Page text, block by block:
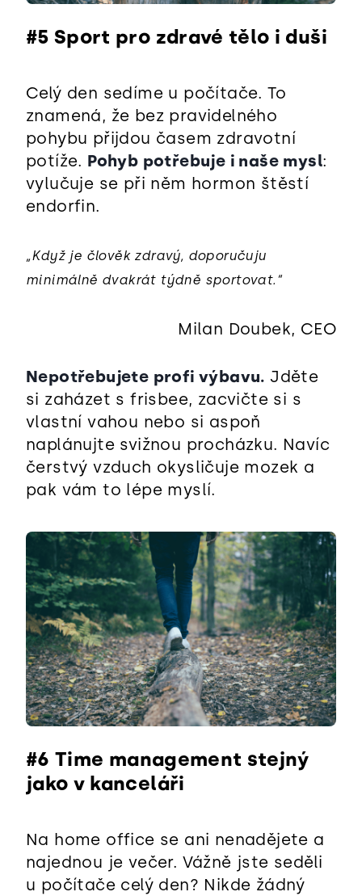
#5 Sport pro zdravé tělo i duši
Celý den sedíme u počítače. To
znamená, že bez pravidelného
pohybu přijdou časem zdravotní
potíže. Pohyb potřebuje i naše mysl:
vylučuje se při něm hormon štěstí
endorfin.
„Když je člověk zdravý, doporučuju
minimálně dvakrát týdně sportovat.“
Milan Doubek, CEO
Nepotřebujete profi výbavu. Jděte
si zaházet s frisbee, zacvičte si s
vlastní vahou nebo si aspoň
naplánujte svižnou procházku. Navíc
čerstvý vzduch okysličuje mozek a
pak vám to lépe myslí.
#6 Time management stejný
jako v kanceláři
Na home office se ani nenadějete a
najednou je večer. Vážně jste seděli
u počítače celý den? Nikde žádný